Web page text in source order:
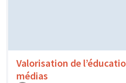
Valorisation de
médias